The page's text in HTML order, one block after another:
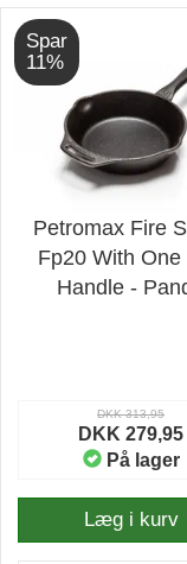
Spar
11%
Petromax Fire
Fp20 With One
Handle -
DKK 313,95
DKK 279,95
På lager
Læg i kurv